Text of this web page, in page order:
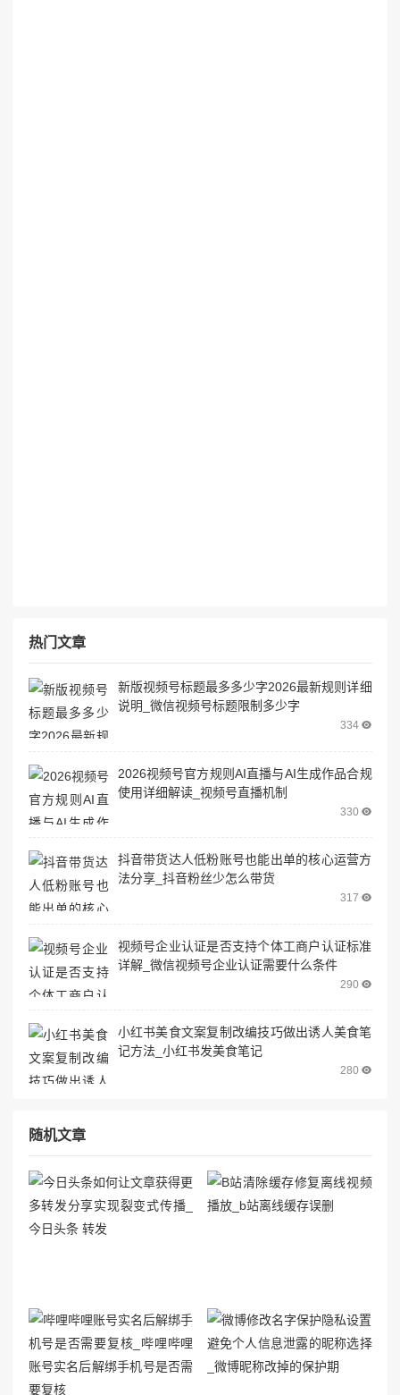
热门文章
新版视频号标题最多多少字2026最新规则详细
说明_微信视频号标题限制多少字
334
2026视频号官方规则AI直播与AI生成作品合规
使用详细解读_视频号直播机制
330
抖音带货达人低粉账号也能出单的核心运营方
法分享_抖音粉丝少怎么带货
317
视频号企业认证是否支持个体工商户认证标准
详解_微信视频号企业认证需要什么条件
290
小红书美食文案复制改编技巧做出诱人美食笔
记方法_小红书发美食笔记
280
随机文章